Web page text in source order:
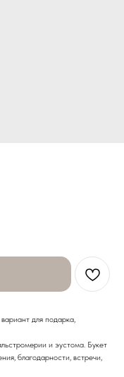
для подарка,
и эустома. Букет
благодарности, встречи,